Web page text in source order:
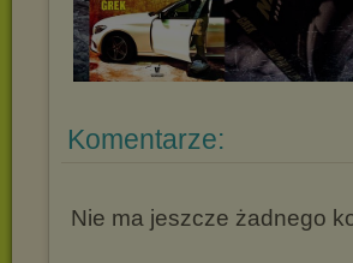
Komentarze:
Nie ma jeszcze żadnego